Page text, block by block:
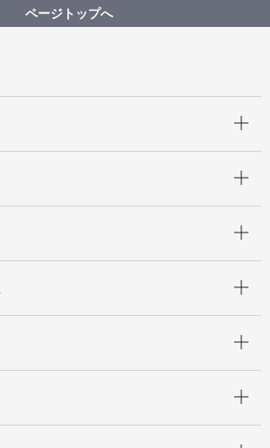
事務局の事業計画
教育委員会事務局事業計画
ページトップへ